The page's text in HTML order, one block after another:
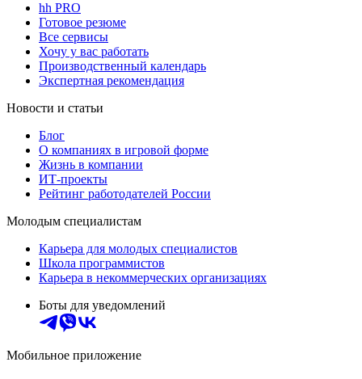
hh PRO
Готовое резюме
Все сервисы
Хочу у вас работать
Производственный календарь
Экспертная рекомендация
Новости и статьи
Блог
О компаниях в игровой форме
Жизнь в компании
ИТ-проекты
Рейтинг работодателей России
Молодым специалистам
Карьера для молодых специалистов
Школа программистов
Карьера в некоммерческих организациях
Боты для уведомлений
Мобильное приложение